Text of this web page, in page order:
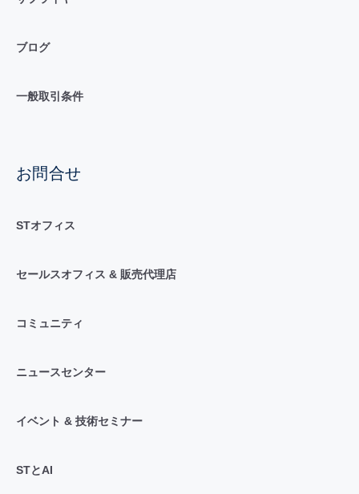
ブログ
一般取引条件
お問合せ
STオフィス
セールスオフィス & 販売代理店
コミュニティ
ニュースセンター
イベント & 技術セミナー
STとAI